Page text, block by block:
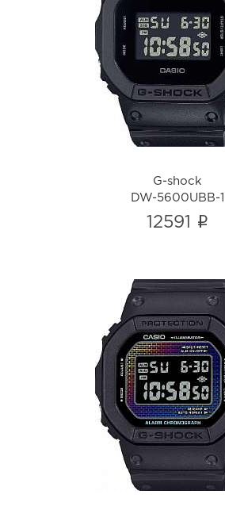
G-shock
DW-5600UBB-1
G-shock
DW-5600UBB-1
12591 i
G-shock
DW-5600RW-1
i